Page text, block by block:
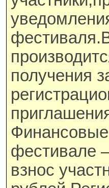
получения
Финансовые
фестивале
взнос